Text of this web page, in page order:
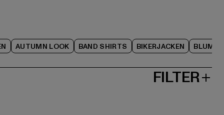
AUTUMN LOOK BAND SHIRTS BIKERJACKEN
FILTER